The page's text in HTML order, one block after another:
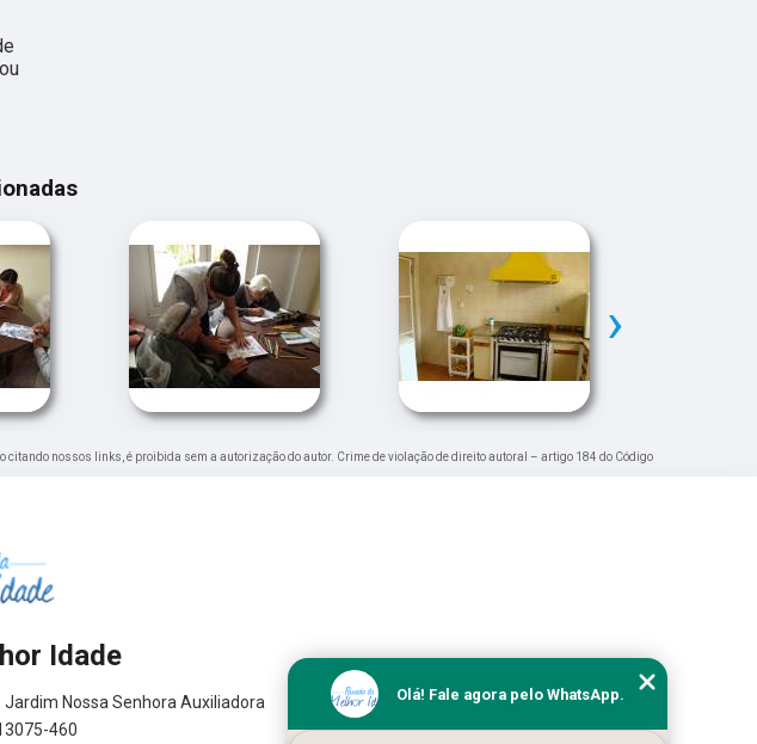
›
citando nossos links, é proibida sem a autorização do autor. Crime de violação de direito autoral – artigo 184 do Código
Idade
Nossa Senhora Auxiliadora
460
Olá! Fale agora pelo WhatsApp.